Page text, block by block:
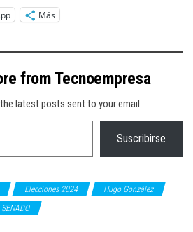
Más
from Tecnoempresa
latest posts sent to your email.
Suscribirse
Elecciones 2024
Hugo González
SENADO